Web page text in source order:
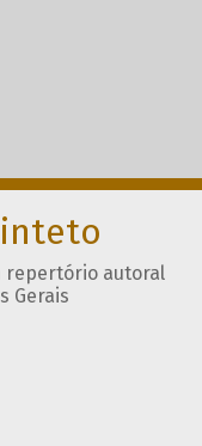
repertório autoral
Gerais